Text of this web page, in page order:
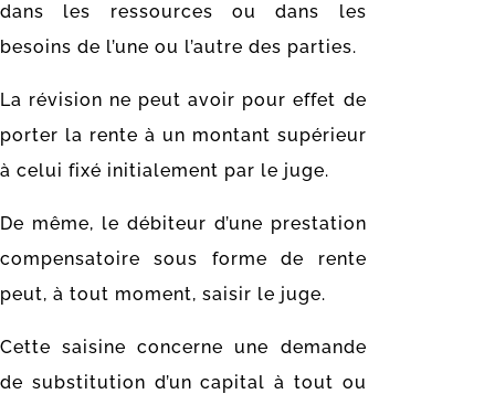
dans les ressources ou dans les
besoins de l’une ou l’autre des parties.
La révision ne peut avoir pour effet de
porter la rente à un montant supérieur
à celui fixé initialement par le juge.
De même, le débiteur d’une prestation
compensatoire sous forme de rente
peut, à tout moment, saisir le juge.
Cette saisine concerne une demande
de substitution d’un capital à tout ou